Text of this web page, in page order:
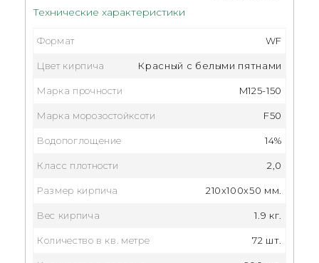
Технические характеристики
Формат WF
Цвет кирпича Красный с белыми пятнами
Марка прочности M125-150
Марка морозостойксоти F50
Водопоглощение 14%
Класс плотности 2,0
Размер кирпича 210x100x50 мм.
Вес кирпича 1.9 кг.
Количество в кв. метре 72 шт.